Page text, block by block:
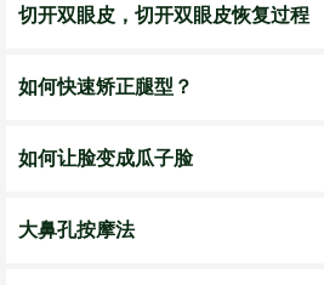
切开双眼皮，切开双眼皮恢复过程
如何快速矫正腿型？
如何让脸变成瓜子脸
大鼻孔按摩法